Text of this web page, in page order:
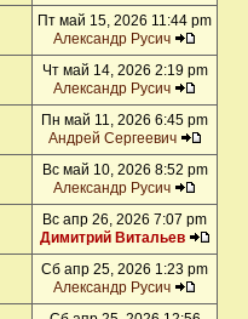
Пт май 15, 2026 11:44 pm
Александр Русич
Чт май 14, 2026 2:19 pm
Александр Русич
Пн май 11, 2026 6:45 pm
Андрей Сергеевич
Вс май 10, 2026 8:52 pm
Александр Русич
Вс апр 26, 2026 7:07 pm
Димитрий Витальев
Сб апр 25, 2026 1:23 pm
Александр Русич